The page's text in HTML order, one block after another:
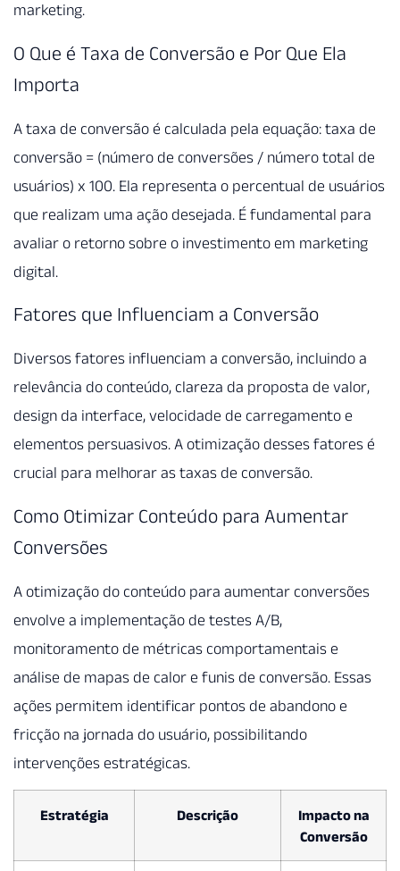
marketing.
O Que é Taxa de Conversão e Por Que Ela
Importa
A taxa de conversão é calculada pela equação: taxa de
conversão = (número de conversões / número total de
usuários) x 100. Ela representa o percentual de usuários
que realizam uma ação desejada. É fundamental para
avaliar o retorno sobre o investimento em marketing
digital.
Fatores que Influenciam a Conversão
Diversos fatores influenciam a conversão, incluindo a
relevância do conteúdo, clareza da proposta de valor,
design da interface, velocidade de carregamento e
elementos persuasivos. A otimização desses fatores é
crucial para melhorar as taxas de conversão.
Como Otimizar Conteúdo para Aumentar
Conversões
A otimização do conteúdo para aumentar conversões
envolve a implementação de testes A/B,
monitoramento de métricas comportamentais e
análise de mapas de calor e funis de conversão. Essas
ações permitem identificar pontos de abandono e
fricção na jornada do usuário, possibilitando
intervenções estratégicas.
Estratégia Descrição
Impacto na
Conversão